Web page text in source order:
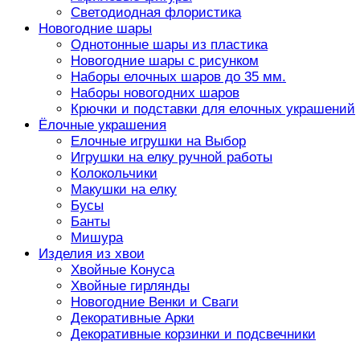
Светодиодная флористика
Новогодние шары
Однотонные шары из пластика
Новогодние шары с рисунком
Наборы елочных шаров до 35 мм.
Наборы новогодних шаров
Крючки и подставки для елочных украшений
Ёлочные украшения
Елочные игрушки на Выбор
Игрушки на елку ручной работы
Колокольчики
Макушки на елку
Бусы
Банты
Мишура
Изделия из хвои
Хвойные Конуса
Хвойные гирлянды
Новогодние Венки и Сваги
Декоративные Арки
Декоративные корзинки и подсвечники